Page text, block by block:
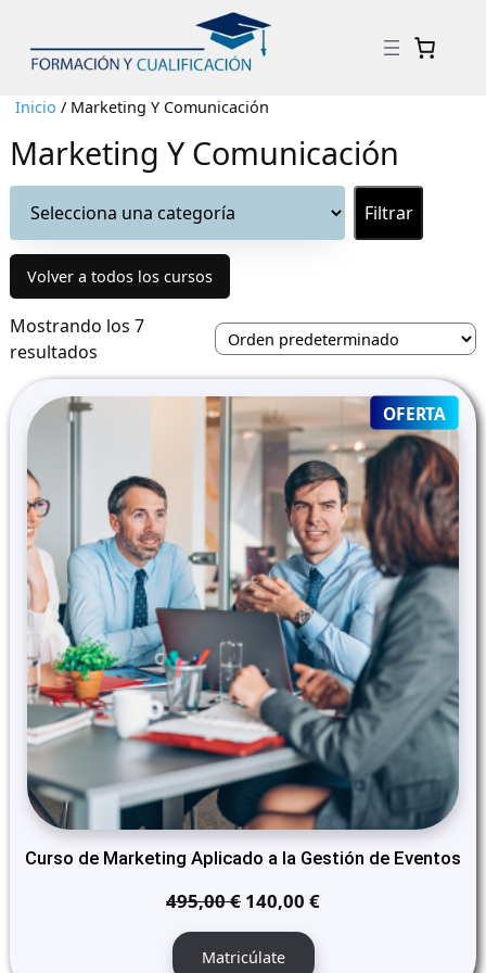
Inicio / Marketing Y Comunicación
Marketing Y Comunicación
una
categoría
Volver a todos los cursos
Mostrando los 7
resultados
OFERTA
ON
SALE
Curso de Marketing Aplicado a la Gestión de Eventos
495,00€ El
precio
original
140,00 €El
Matricúlate